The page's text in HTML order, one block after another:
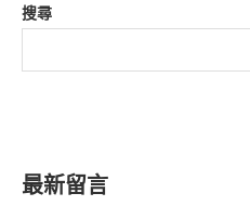
搜尋
最新留言